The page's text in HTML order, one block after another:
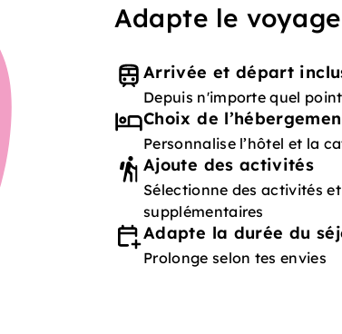
Adapte le
Arrivée et départ
Depuis n'importe quel
Choix de
Personnalise l’hôtel et la
Ajoute des activités
Sélectionne des activités
supplémentaires
Adapte la durée du
Prolonge selon tes envies